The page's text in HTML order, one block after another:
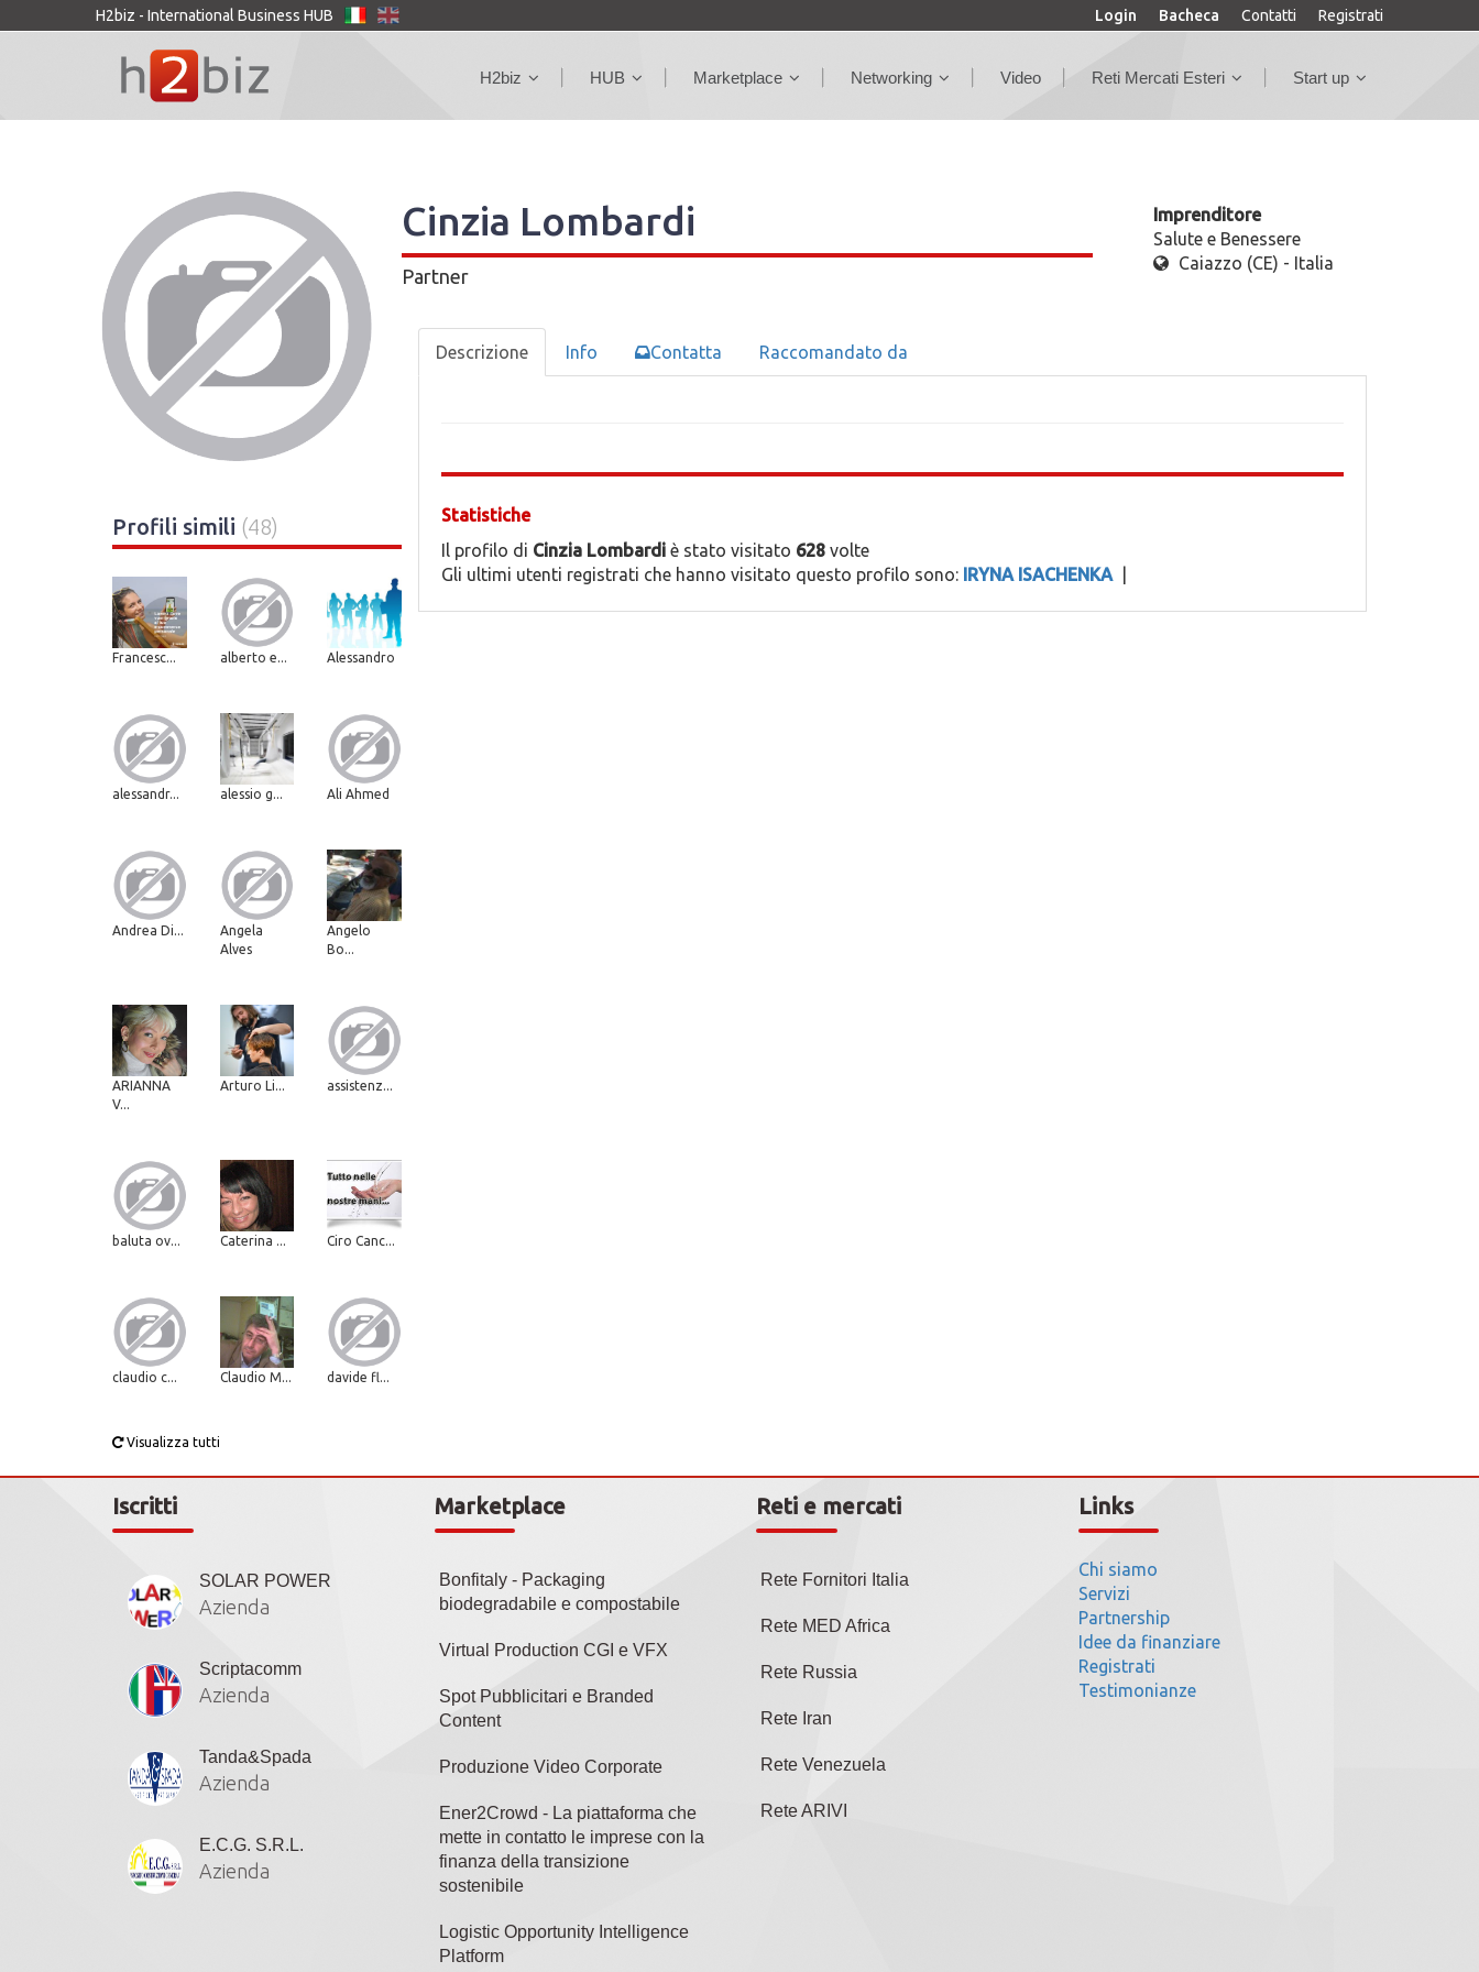
H2biz - International Business HUB Login Bacheca Contatti Registrati
H2biz HUB Marketplace Networking Video Reti Mercati Esteri Start up
Cinzia Lombardi
Partner
Imprenditore
Salute e Benessere
Caiazzo (CE) - Italia
Profili simili (48)
Francesc... alberto e... Alessandro
alessandr... alessio g... Ali Ahmed
Andrea Di...
Angela
Alves
Angelo
Bo...
ARIANNA
V...
Arturo Li... assistenz...
baluta ov... Caterina ... Ciro Canc...
claudio c... Claudio M... davide fl...
Visualizza tutti
Descrizione Info Contatta Raccomandato da
Statistiche
Il profilo di Cinzia Lombardiè stato visitato 628volte
Gli ultimi utenti registrati che hanno visitato questo profilo sono: IRYNA ISACHENKA
Iscritti
SOLAR POWER
Azienda
Scriptacomm
Azienda
Tanda&Spada
Azienda
E.C.G. S.R.L.
Azienda
Marketplace
Bonfitaly - Packaging
biodegradabile e compostabile
Virtual Production CGI e VFX
Spot Pubblicitari e Branded
Content
Produzione Video Corporate
Ener2Crowd - La piattaforma che
mette in contatto le imprese con la
finanza della transizione
sostenibile
Logistic Opportunity Intelligence
Platform
Reti e mercati
Rete Fornitori Italia
Rete MED Africa
Rete Russia
Rete Iran
Rete Venezuela
Rete ARIVI
Links
Chi siamo
Servizi
Partnership
Idee da finanziare
Registrati
Testimonianze